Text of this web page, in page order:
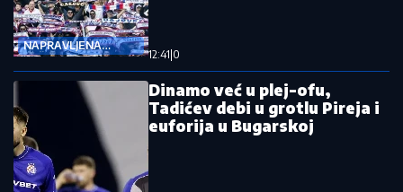
NAPRAVLJENA
SAČEKUŠA
12:41 0
Dinamo već u plej-ofu,
Tadićev debi u grotlu Pireja i
euforija u Bugarskoj